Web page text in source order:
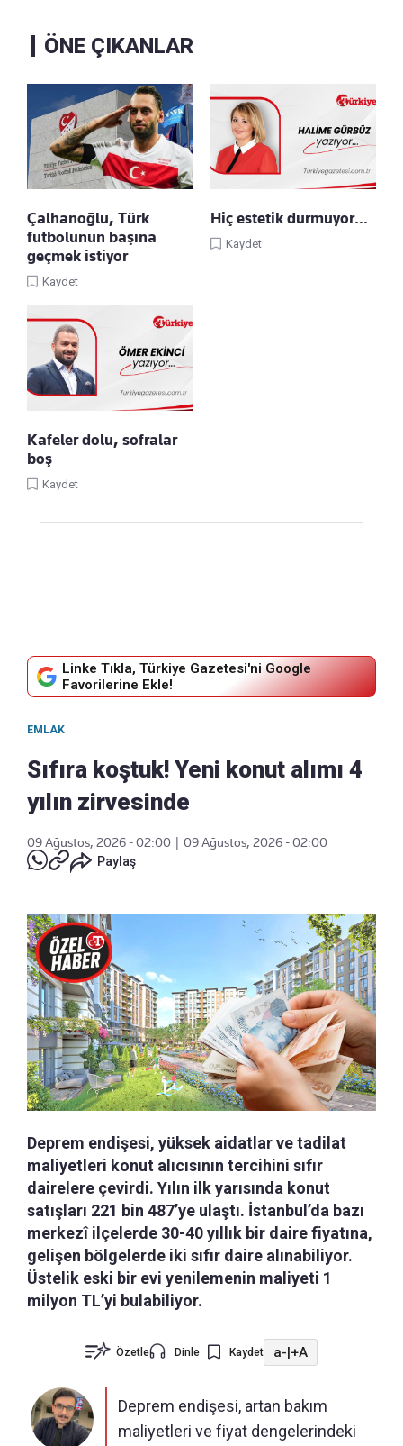
ÖNE ÇIKANLAR
Çalhanoğlu, Türk
futbolunun başına
geçmek istiyor
Kaydet
Hiç estetik durmuyor…
Kaydet
Kafeler dolu, sofralar
boş
Kaydet
Linke Tıkla, Türkiye Gazetesi'ni Google
Favorilerine Ekle!
EMLAK
Sıfıra koştuk! Yeni konut alımı 4
yılın zirvesinde
09 Ağustos, 2026 - 02:00
09 Ağustos, 2026 - 02:00
Paylaş
Deprem endişesi, yüksek aidatlar ve tadilat
maliyetleri konut alıcısının tercihini sıfır
dairelere çevirdi. Yılın ilk yarısında konut
satışları 221 bin 487’ye ulaştı. İstanbul’da bazı
merkezî ilçelerde 30-40 yıllık bir daire fiyatına,
gelişen bölgelerde iki sıfır daire alınabiliyor.
Üstelik eski bir evi yenilemenin maliyeti 1
milyon TL’yi bulabiliyor.
Özetle Dinle Kaydet a-|+A
Deprem endişesi, artan bakım
maliyetleri ve fiyat dengelerindeki